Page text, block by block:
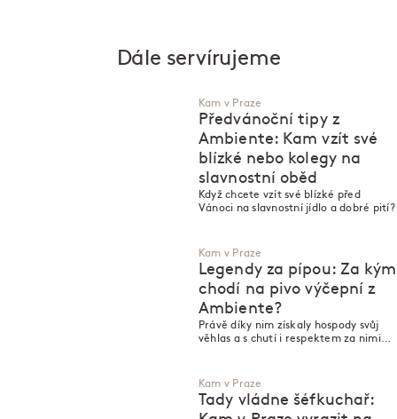
Dále servírujeme
Kam v Praze
Předvánoční tipy z
Ambiente: Kam vzít své
blízké nebo kolegy na
slavnostní oběd
Když chcete vzít své blízké před
Vánoci na slavnostní jídlo a dobré pití?
Kam v Praze
Legendy za pípou: Za kým
chodí na pivo výčepní z
Ambiente?
Právě díky nim získaly hospody svůj
věhlas a s chutí i respektem za nimi
Kam v Praze
Tady vládne šéfkuchař: